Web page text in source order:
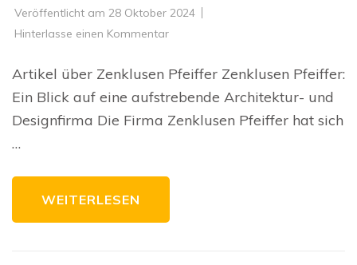
Veröffentlicht am 28 Oktober 2024
Hinterlasse einen Kommentarzu
Innovatives
Design
und
Architektur
Weltklasse
Artikel über Zenklusen Pfeiffer Zenklusen Pfeiffer:
Ein Blick auf eine aufstrebende Architektur- und
Designfirma Die Firma Zenklusen Pfeiffer hat sich
…
WEITERLESEN